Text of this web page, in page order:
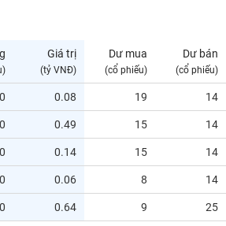
Giá trị
(tỷ VNĐ)
Dư mua
(cổ phiếu)
Dư bán
(cổ phiếu)
0.08 19 14
0.49 15 14
0.14 15 14
0.06 8 14
0.64 9 25